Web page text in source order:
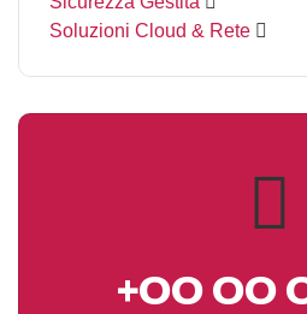
Soluzioni Cloud & Rete
+00 00